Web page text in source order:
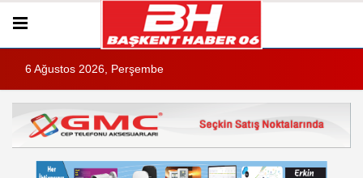
6 Ağustos 2026, Perşembe